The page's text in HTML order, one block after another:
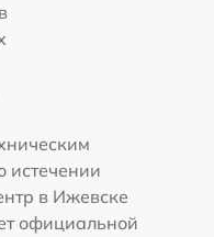
истечении
в Ижевске
официальной